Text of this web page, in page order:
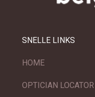
SNELLE LINKS
HOME
OPTICIAN LOCATOR